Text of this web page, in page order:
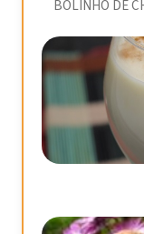
BOLINHO DE